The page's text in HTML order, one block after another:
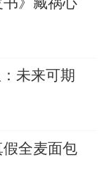
未来可期
全麦面包